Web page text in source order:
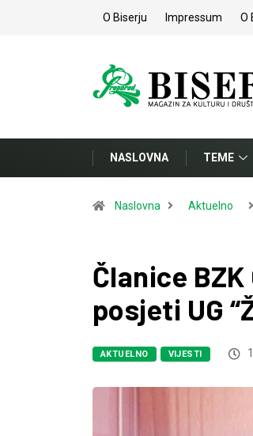
O Biserju Impressum O
NASLOVNA TEME
Naslovna Aktuelno
Članice BZK
posjeti UG
AKTUELNO VIJESTI